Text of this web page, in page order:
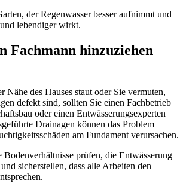
der Regenwasser besser aufnimmt und
lebendiger wirkt.
Fachmann hinzuziehen
Nähe des Hauses staut oder Sie vermuten,
defekt sind, sollten Sie einen Fachbetrieb
oder einen Entwässerungsexperten
Drainagen können das Problem
am Fundament verursachen.
prüfen, die Entwässerung
sicherstellen, dass alle Arbeiten den